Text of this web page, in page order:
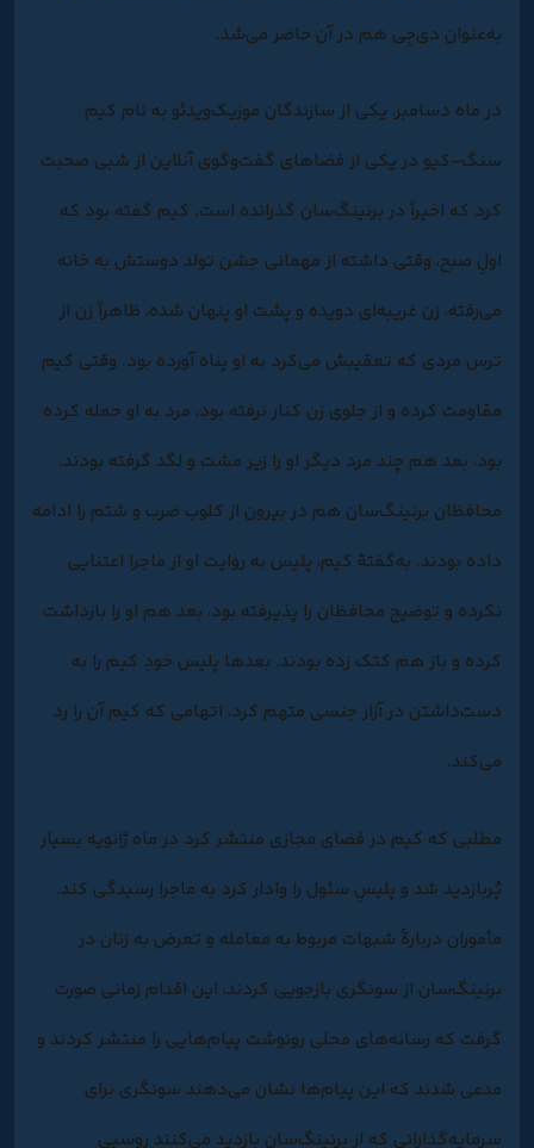
به‌عنوان دی‌جِی هم در آن حاضر می‌شد.
در ماه دسامبر، یکی از سازندگان موزیک‌ویدئو به نام کیم
سنگ-کیو در یکی از فضاهای گفت‌وگوی آنلاین از شبی صحبت
کرد که اخیراً در برنینگ‌سان گذرانده است. کیم گفته بود که
اولِ صبح، وقتی داشته از مهمانی جشن تولد دوستش به خانه
می‌رفته، زن غریبه‌ای دویده و پشت او پنهان شده، ظاهراً زن از
ترس مردی که تعقیبش می‌کرد به او پناه آورده بود. وقتی کیم
مقاومت کرده و از جلوی زن کنار نرفته بود، مرد به او حمله کرده
بود، بعد هم چند مرد دیگر او را زیر مشت و لگد گرفته بودند.
محافظان برنینگ‌سان هم در بیرون از کلوب ضرب‌ و شتم را ادامه
داده بودند. به‌گفتۀ کیم، پلیس به روایت او از ماجرا اعتنایی
نکرده و توضیح محافظان را پذیرفته بود، بعد هم او را بازداشت
کرده و باز هم کتک زده بودند. بعدها پلیس خودِ کیم را به
دست‌داشتن در آزار جنسی متهم کرد، اتهامی که کیم آن را رد
می‌کند.
مطلبی که کیم در فضای مجازی منتشر کرد در ماه ژانویه بسیار
پُربازدید شد و پلیسِ سئول را وادار کرد به ماجرا رسیدگی کند.
مأموران دربارۀ شبهات مربوط به معامله و تعرض به زنان در
برنینگ‌سان از سونگری بازجویی کردند، این اقدام زمانی صورت
گرفت که رسانه‌های محلی رونوشت پیام‌هایی را منتشر کردند و
مدعی شدند که این پیام‌ها نشان می‌دهند سونگری برای
سرمایه‌گذارانی که از برنینگ‌سان بازدید می‌کنند روسپی